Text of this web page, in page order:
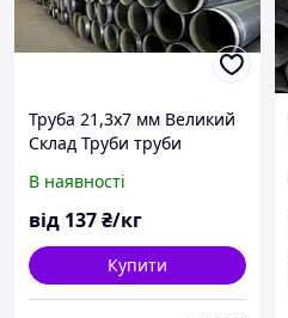
Труба 21,3х7 мм Великий
Склад Труби труби
В наявності
від 137₴/кг
Купити